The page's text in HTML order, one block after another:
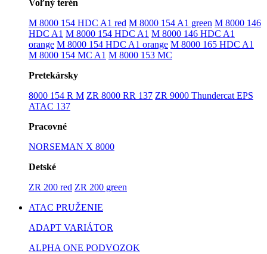
Voľný terén
M 8000 154 HDC A1 red M 8000 154 A1 green M 8000 146
HDC A1 M 8000 154 HDC A1 M 8000 146 HDC A1
orange M 8000 154 HDC A1 orange M 8000 165 HDC A1
M 8000 154 MC A1 M 8000 153 MC
Pretekársky
8000 154 R M ZR 8000 RR 137 ZR 9000 Thundercat EPS
ATAC 137
Pracovné
NORSEMAN X 8000
Detské
ZR 200 red ZR 200 green
ATAC PRUŽENIE
ADAPT VARIÁTOR
ALPHA ONE PODVOZOK